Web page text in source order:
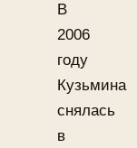
В
2006
году
Кузьмина
снялась
в